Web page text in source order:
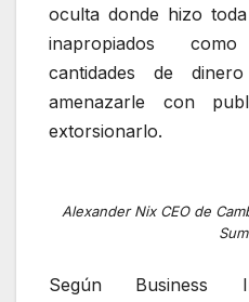
oculta donde hizo
inapropiados
cantidades de
amenazarle con
extorsionarlo.
Alexander Nix CEO de
Según Business